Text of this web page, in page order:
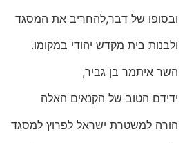
ובסופו של דבר,להחריב את המסגד
ולבנות בית מקדש יהודי במקומו.
השר איתמר בן גביר,
ידידם הטוב של הקנאים האלה
הורה למשטרת ישראל לפרוץ למסגד